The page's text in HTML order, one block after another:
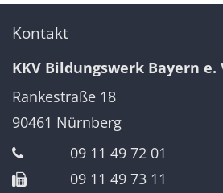
Kontakt
KKV Bildungswerk Bayern e.
Rankestraße 18
90461 Nürnberg
09 11 49 72 01
09 11 49 73 11